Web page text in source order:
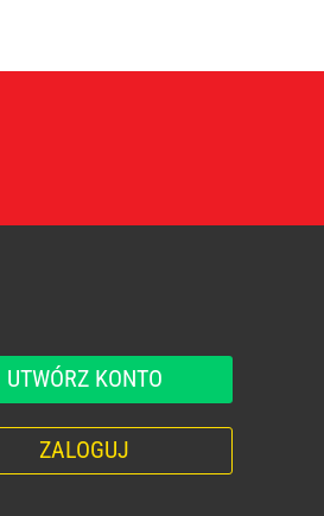
UTWÓRZ KONTO
ZALOGUJ